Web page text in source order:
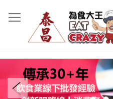
過
到
prev